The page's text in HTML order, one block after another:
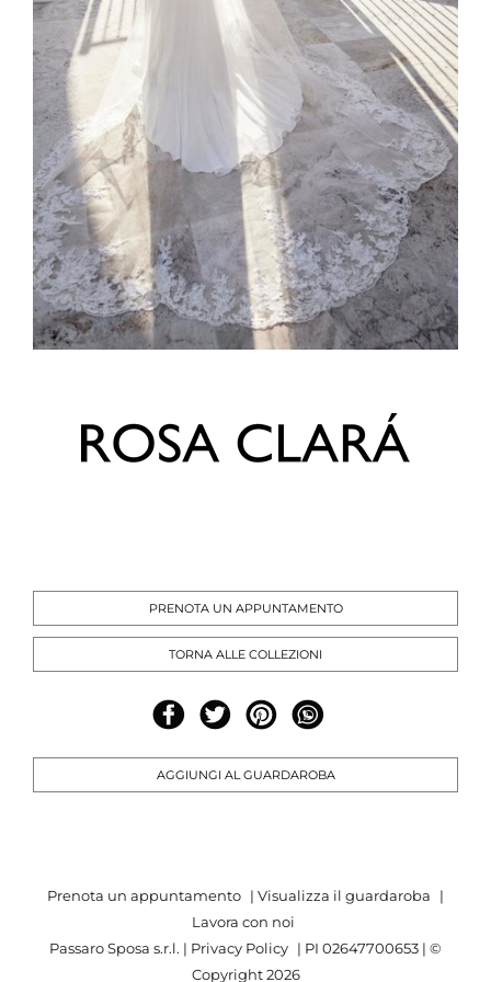
PRENOTA UN APPUNTAMENTO
TORNA ALLE COLLEZIONI
AGGIUNGI AL GUARDAROBA
Prenota un appuntamento | Visualizza il guardaroba
|
Lavora con noi
Passaro Sposa s.r.l. | Privacy Policy | PI 02647700653 | ©
Copyright2026